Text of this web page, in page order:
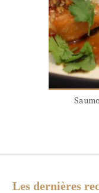
Les dernières